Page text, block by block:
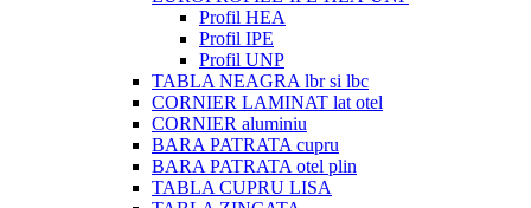
Profil HEA
Profil IPE
Profil UNP
TABLA NEAGRA lbr si lbc
CORNIER LAMINAT lat otel
CORNIER aluminiu
BARA PATRATA cupru
BARA PATRATA otel plin
TABLA CUPRU LISA